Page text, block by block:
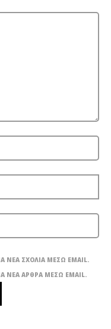
ΝΈΑ ΣΧΌΛΙΑ ΜΈΣΩ EMAIL.
ΝΈΑ ΆΡΘΡΑ ΜΈΣΩ EMAIL.